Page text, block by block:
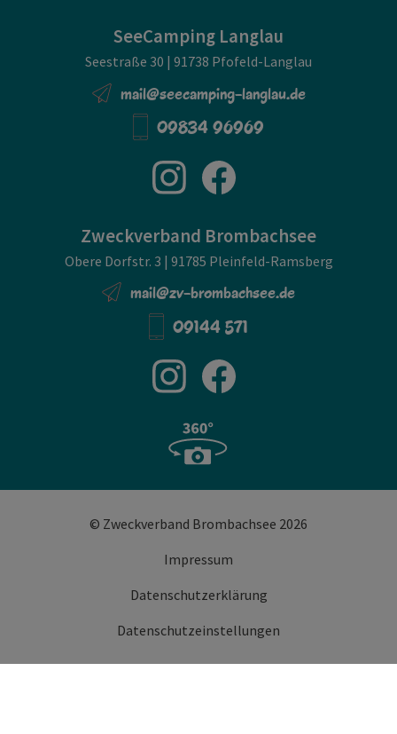
SeeCamping Langlau
Seestraße 30 | 91738 Pfofeld-Langlau
mail@seecamping-langlau.de
09834 96969
Zweckverband Brombachsee
Obere Dorfstr. 3 | 91785 Pleinfeld-Ramsberg
mail@zv-brombachsee.de
09144 571
© Zweckverband Brombachsee 2026
Impressum
Datenschutzerklärung
Datenschutzeinstellungen